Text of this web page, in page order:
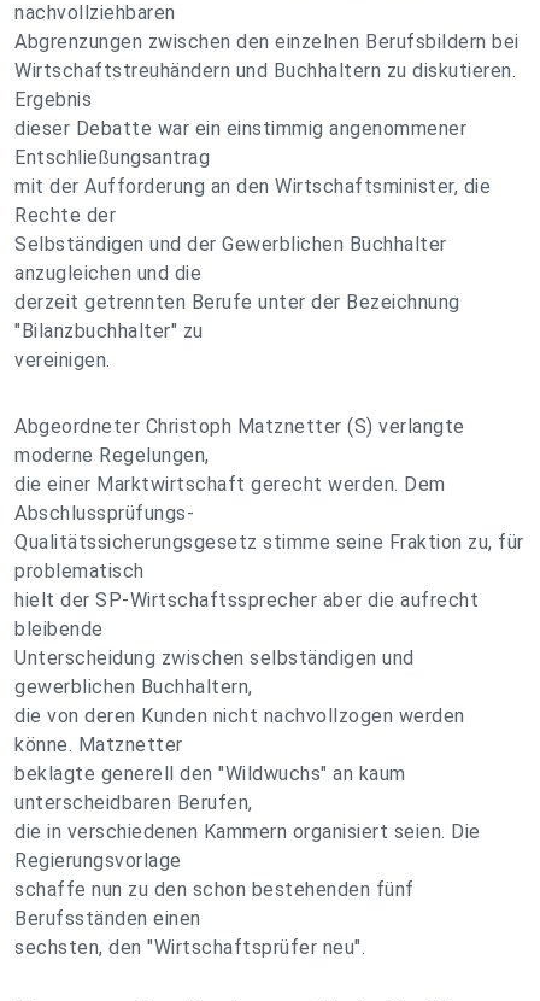
nachvollziehbaren
Abgrenzungen zwischen den einzelnen Berufsbildern bei
Wirtschaftstreuhändern und Buchhaltern zu diskutieren.
Ergebnis
dieser Debatte war ein einstimmig angenommener
Entschließungsantrag
mit der Aufforderung an den Wirtschaftsminister, die
Rechte der
Selbständigen und der Gewerblichen Buchhalter
anzugleichen und die
derzeit getrennten Berufe unter der Bezeichnung
"Bilanzbuchhalter" zu
vereinigen.
Abgeordneter Christoph Matznetter (S) verlangte
moderne Regelungen,
die einer Marktwirtschaft gerecht werden. Dem
Abschlussprüfungs-
Qualitätssicherungsgesetz stimme seine Fraktion zu, für
problematisch
hielt der SP-Wirtschaftssprecher aber die aufrecht
bleibende
Unterscheidung zwischen selbständigen und
gewerblichen Buchhaltern,
die von deren Kunden nicht nachvollzogen werden
könne. Matznetter
beklagte generell den "Wildwuchs" an kaum
unterscheidbaren Berufen,
die in verschiedenen Kammern organisiert seien. Die
Regierungsvorlage
schaffe nun zu den schon bestehenden fünf
Berufsständen einen
sechsten, den "Wirtschaftsprüfer neu".